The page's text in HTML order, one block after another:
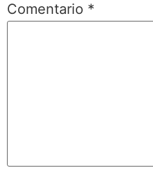
Comentario *